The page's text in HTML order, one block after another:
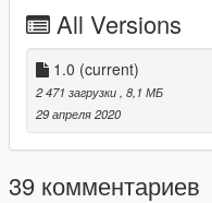
All Versions
1.0 (current)
2 471 загрузки , 8,1 МБ
29 апреля 2020
39 комментариев